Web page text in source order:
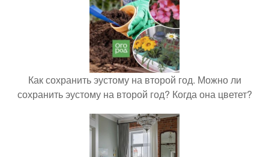
Как сохранить эустому на второй год. Можно ли
сохранить эустому на второй год? Когда она цветет?